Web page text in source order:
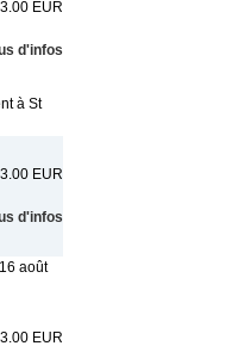
3.00 EUR
d'infos
à St
3.00 EUR
d'infos
août
3.00 EUR